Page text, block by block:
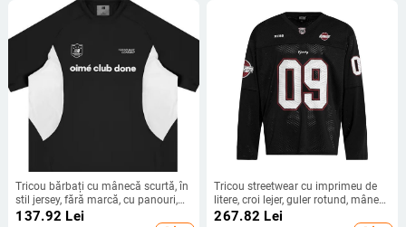
Tricou bărbați cu mânecă scurtă, în
stil jersey, fără marcă, cu panouri,
vară
137.92 Lei
Tricou streetwear cu imprimeu de
litere, croi lejer, guler rotund, mâneci
lungi
267.82 Lei